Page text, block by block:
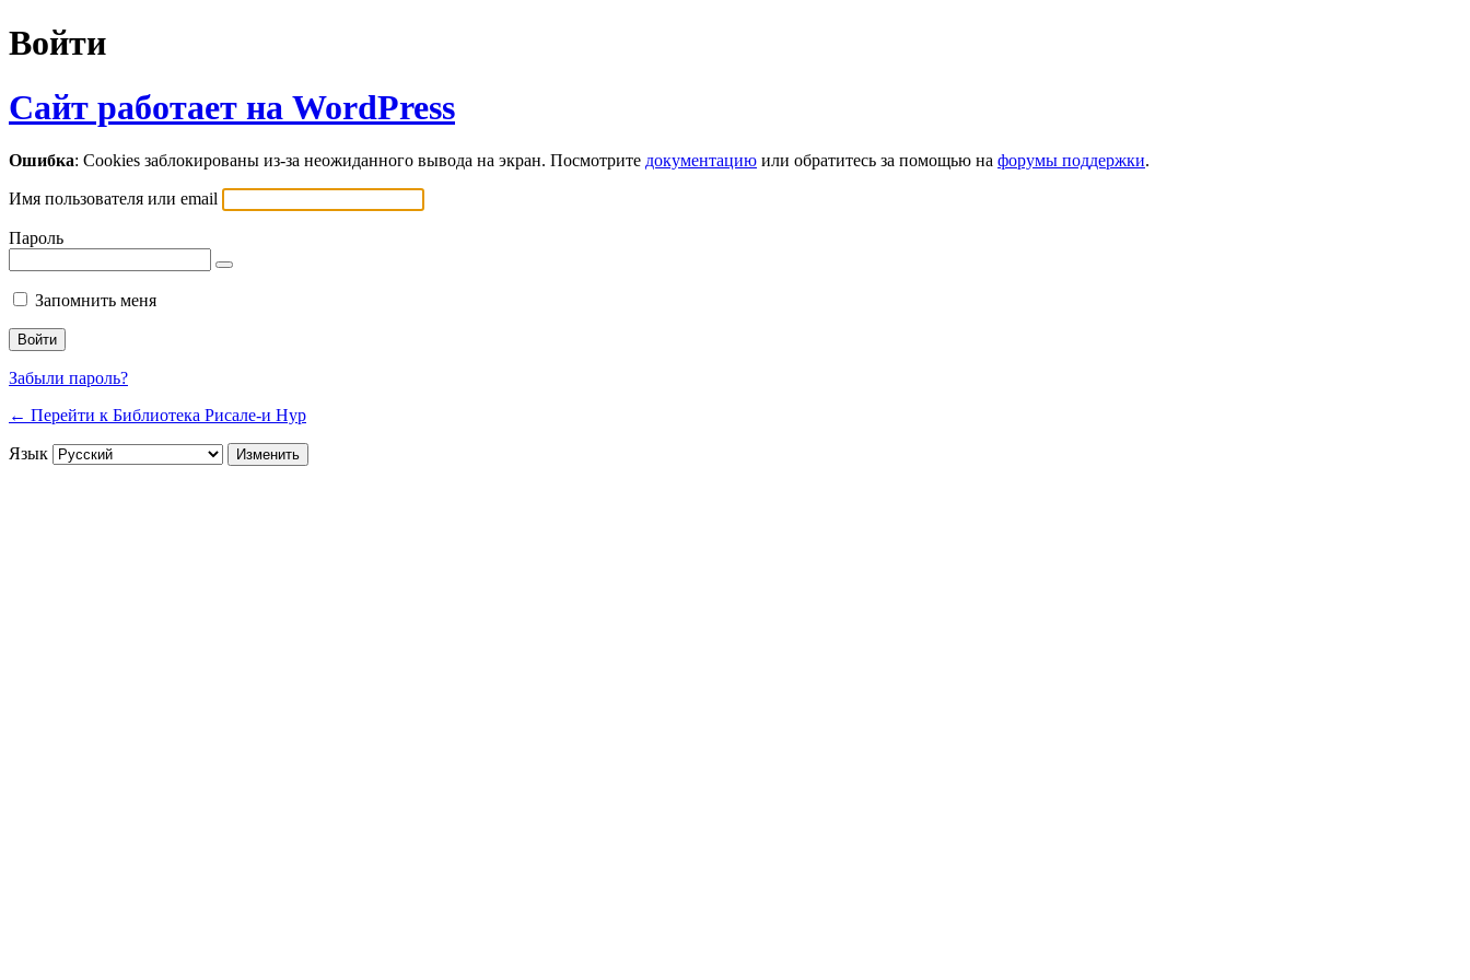
Войти
Сайт работает на WordPress
Ошибка: Cookies заблокированы из-за неожиданного вывода на экран. Посмотрите документацию или обратитесь за помощью на форумы поддержки.
Имя пользователя или email
Пароль
Запомнить меня
Забыли пароль?
← Перейти к Библиотека Рисале-и Нур
Язык